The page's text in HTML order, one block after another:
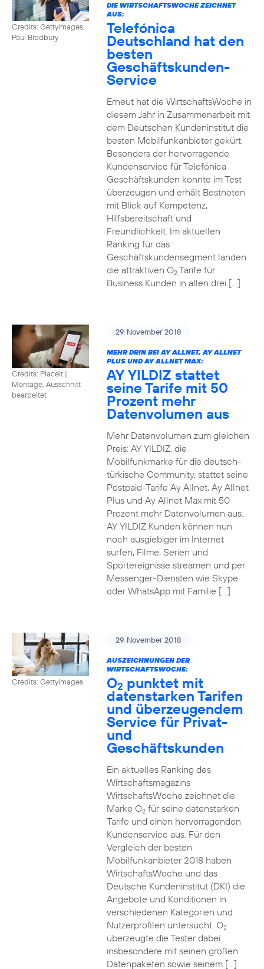
Credits: Gettyimages,
Paul Bradbury
DIE WIRTSCHAFTSWOCHE ZEICHNET
AUS:
Telefónica
Deutschland hat den
besten
Geschäftskunden-
Service
Erneut hat die WirtschaftsWoche in
diesem Jahr in Zusammenarbeit mit
dem Deutschen Kundeninstitut die
besten Mobilfunkanbieter gekürt.
Besonders der hervorragende
Kundenservice für Telefónica
Geschäftskunden konnte im Test
überzeugen und erhält Bestnoten
mit Blick auf Kompetenz,
Hilfsbereitschaft und
Freundlichkeit. Im aktuellen
Ranking für das
Geschäftskundensegment landen
die attraktiven O2Tarife für
Business Kunden in allen drei […]
Credits: Placeit |
Montage, Ausschnitt
bearbeitet
29. November 2018
MEHR DRIN BEI AY ALLNET, AY ALLNET
PLUS UND AY ALLNET MAX:
AY YILDIZ stattet
seine Tarife mit 50
Prozent mehr
Datenvolumen aus
Mehr Datenvolumen zum gleichen
Preis: AY YILDIZ, die
Mobilfunkmarke für die deutsch-
türkische Community, stattet seine
Postpaid-Tarife Ay Allnet, Ay Allnet
Plus und Ay Allnet Max mit 50
Prozent mehr Datenvolumen aus.
AY YILDIZ Kunden können nun
noch ausgiebiger im Internet
surfen, Filme, Serien und
Sportereignisse streamen und per
Messenger-Diensten wie Skype
oder WhatsApp mit Familie […]
Credits: Gettyimages
29. November 2018
AUSZEICHNUNGEN DER
WIRTSCHAFTSWOCHE:
O2 punktet mit
datenstarken Tarifen
und überzeugendem
Service für Privat-
und
Geschäftskunden
Ein aktuelles Ranking des
Wirtschaftsmagazins
WirtschaftsWoche zeichnet die
Marke O2für seine datenstarken
Tarife und einen hervorragenden
Kundenservice aus. Für den
Vergleich der besten
Mobilfunkanbieter 2018 haben
WirtschaftsWoche und das
Deutsche Kundeninstitut (DKI) die
Angebote und Konditionen in
verschiedenen Kategorien und
Nutzerprofilen untersucht. O2
überzeugte die Tester dabei
insbesondere mit seinen großen
Datenpaketen sowie seinem […]